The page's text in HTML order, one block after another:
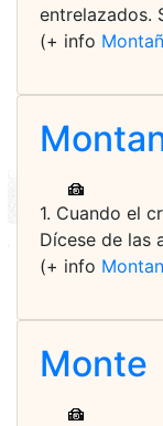
entrelazados.
(+ info
1. Cuando el
Dícese de las
(+ info
Monte